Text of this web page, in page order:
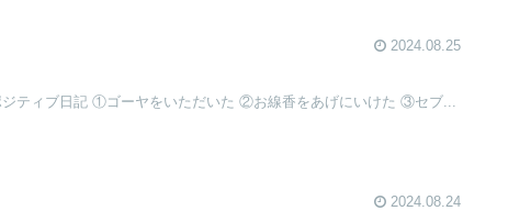
2024.08.25
ティブ日記 ①ゴーヤをいただいた ②お線香をあげにいけた ③セブ...
2024.08.24